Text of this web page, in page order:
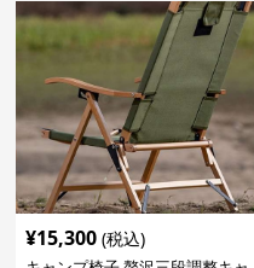
¥15,300 (税込)